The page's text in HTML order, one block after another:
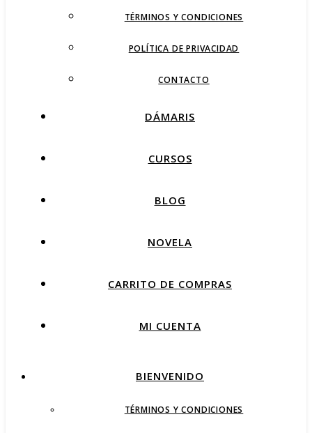
TÉRMINOS Y CONDICIONES
POLÍTICA DE PRIVACIDAD
CONTACTO
DÁMARIS
CURSOS
BLOG
NOVELA
CARRITO DE COMPRAS
MI CUENTA
BIENVENIDO
TÉRMINOS Y CONDICIONES